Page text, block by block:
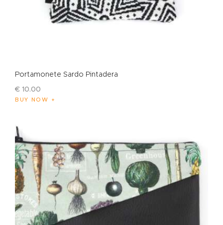
Portamonete Sardo Pintadera
€ 10.00
BUY NOW